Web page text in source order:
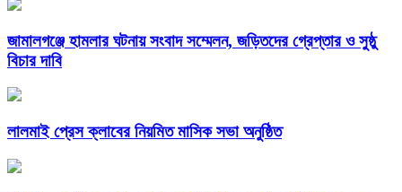
জামালগঞ্জে হামলার ঘটনায় সংবাদ সম্মেলন, জড়িতদের গ্রেপ্তার ও সুষ্ঠু
বিচার দাবি
লালমাই প্রেস ক্লাবের নিয়মিত মাসিক সভা অনুষ্ঠিত